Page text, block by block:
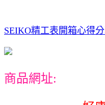
SEIKO精工表開箱心得
商品網址: